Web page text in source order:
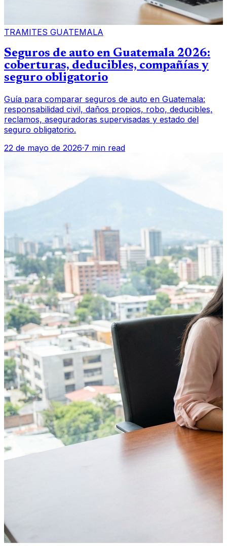
TRAMITES GUATEMALA
Seguros de auto en Guatemala 2026:
coberturas, deducibles, compañías y
seguro obligatorio
Guía para comparar seguros de auto en Guatemala:
responsabilidad civil, daños propios, robo, deducibles,
reclamos, aseguradoras supervisadas y estado del
seguro obligatorio.
22 de mayo de 2026·7 min read